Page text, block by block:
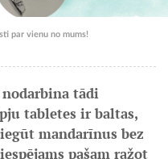
par vienu no mums!
tādi
tabletes ir baltas,
mandarīnus bez
pašam ražot